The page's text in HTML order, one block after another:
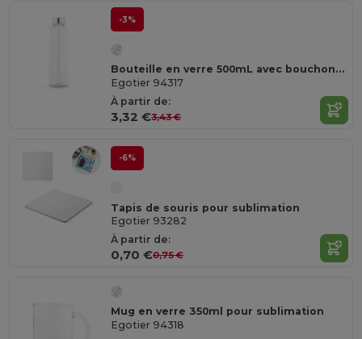
-3%
Bouteille en verre 500mL avec bouchon en acier inox à sublimation
Egotier 94317
À partir de:
3,32 €3,43 €
-6%
Tapis de souris pour sublimation
Egotier 93282
À partir de:
0,70 €0,75 €
Mug en verre 350ml pour sublimation
Egotier 94318